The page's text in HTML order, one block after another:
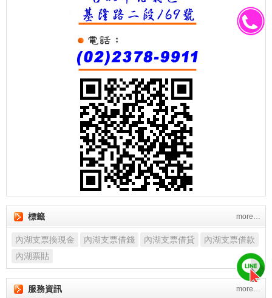
標籤 more…
內湖支票換現金 內湖支票借錢 內湖支票借貸
內湖支票借款
內湖票貼
服務資訊 more…
汐止區當舖借款常見問題
支票可以直接換現金嗎？想要利用支票